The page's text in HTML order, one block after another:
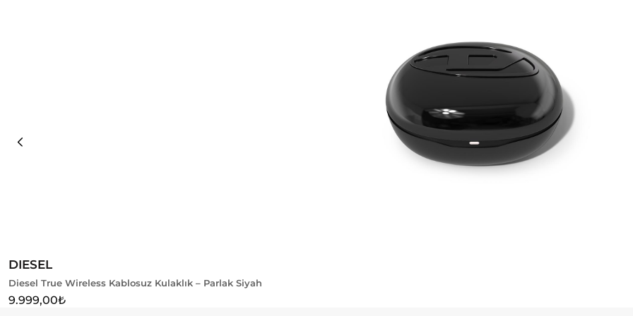
DIESEL
Diesel True Wireless Kablosuz Kulaklık – Parlak Siyah
9.999,00₺